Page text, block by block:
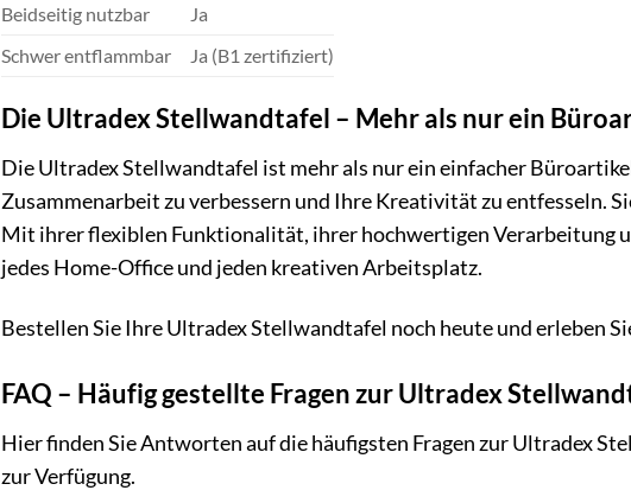
Beidseitig nutzbar
Ja
Schwer entflammbar
Ja (B1 zertifiziert)
Die Ultradex Stellwandtafel – Mehr als nur ein
Die Ultradex Stellwandtafel ist mehr als nur ein einfacher
Zusammenarbeit zu verbessern und Ihre Kreativität zu entfesseln.
Mit ihrer flexiblen Funktionalität, ihrer hochwertigen Verarbeitung
jedes Home-Office und jeden kreativen Arbeitsplatz.
Bestellen Sie Ihre Ultradex Stellwandtafel noch heute und erleben
FAQ – Häufig gestellte Fragen zur Ultradex
Hier finden Sie Antworten auf die häufigsten Fragen zur Ultradex
zur Verfügung.